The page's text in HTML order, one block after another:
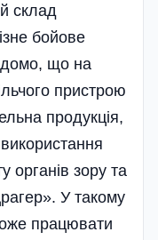
склад
бойове
що на
пристрою
продукція,
органів зору та
У такому
працювати